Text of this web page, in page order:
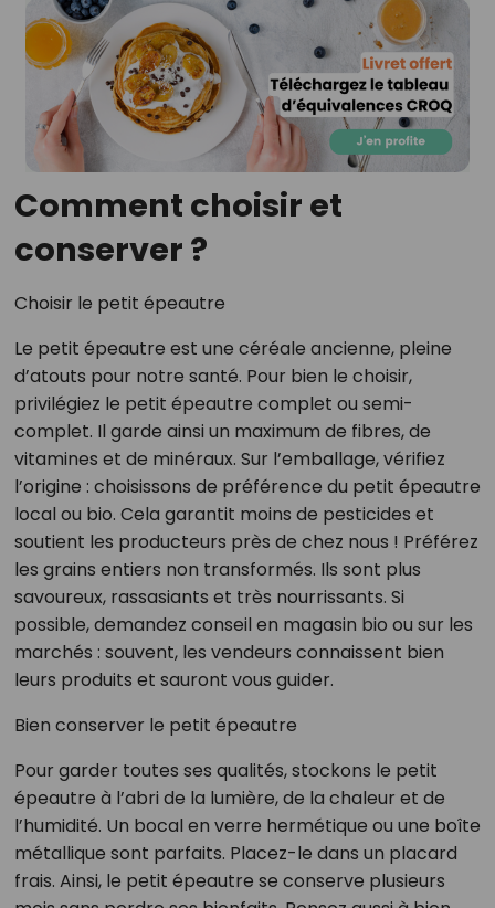
Comment choisir et
conserver ?
Choisir le petit épeautre
Le petit épeautre est une céréale ancienne, pleine
d’atouts pour notre santé. Pour bien le choisir,
privilégiez le petit épeautre complet ou semi-
complet. Il garde ainsi un maximum de fibres, de
vitamines et de minéraux. Sur l’emballage, vérifiez
l’origine : choisissons de préférence du petit épeautre
local ou bio. Cela garantit moins de pesticides et
soutient les producteurs près de chez nous ! Préférez
les grains entiers non transformés. Ils sont plus
savoureux, rassasiants et très nourrissants. Si
possible, demandez conseil en magasin bio ou sur les
marchés : souvent, les vendeurs connaissent bien
leurs produits et sauront vous guider.
Bien conserver le petit épeautre
Pour garder toutes ses qualités, stockons le petit
épeautre à l’abri de la lumière, de la chaleur et de
l’humidité. Un bocal en verre hermétique ou une boîte
métallique sont parfaits. Placez-le dans un placard
frais. Ainsi, le petit épeautre se conserve plusieurs